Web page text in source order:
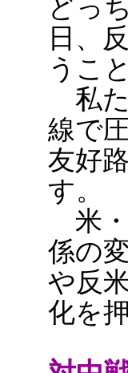
どっ
日、
うこ
私た
線で
友好
す。
米・
係の
や反
化を